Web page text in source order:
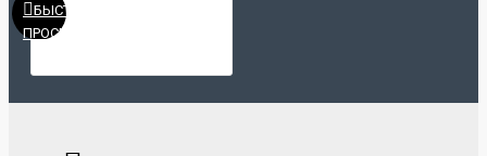
БЫСТРЫЙ
ПРОСМОТР